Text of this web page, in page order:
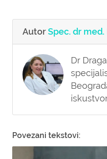
AutorSpec. dr
Dr
Povezani tekstovi: